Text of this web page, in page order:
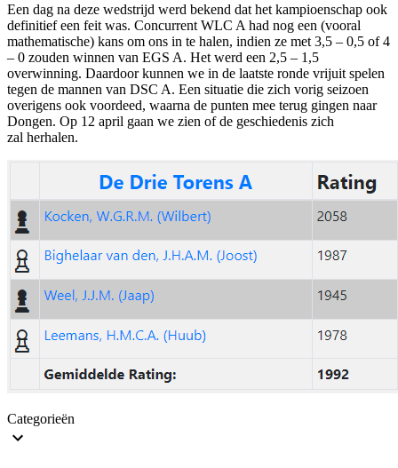
Een dag na deze wedstrijd werd bekend dat het kampioenschap ook
definitief een feit was. Concurrent WLC A had nog een (vooral
mathematische) kans om ons in te halen, indien ze met 3,5 – 0,5 of 4
– 0 zouden winnen van EGS A. Het werd een 2,5 – 1,5
overwinning. Daardoor kunnen we in de laatste ronde vrijuit spelen
tegen de mannen van DSC A. Een situatie die zich vorig seizoen
overigens ook voordeed, waarna de punten mee terug gingen naar
Dongen. Op 12 april gaan we zien of de geschiedenis zich
zal herhalen.
Categorieën